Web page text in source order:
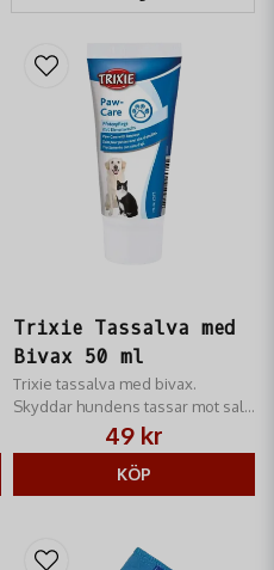
Trixie Tassalva med
Bivax 50 ml
Trixie tassalva med bivax.
Skyddar hundens tassar mot salt,
kyla och sprickor. Återfuktande
och mjukgörande vård för friska
49 kr
KÖP